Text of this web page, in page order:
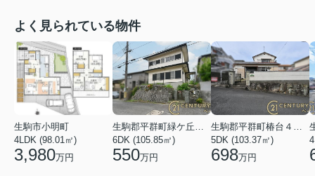
よく見られている物件
生駒市小明町
4LDK (98.01㎡)
3,980万円
6DK (105.85㎡)
550万円
5DK (103.37㎡)
698万円